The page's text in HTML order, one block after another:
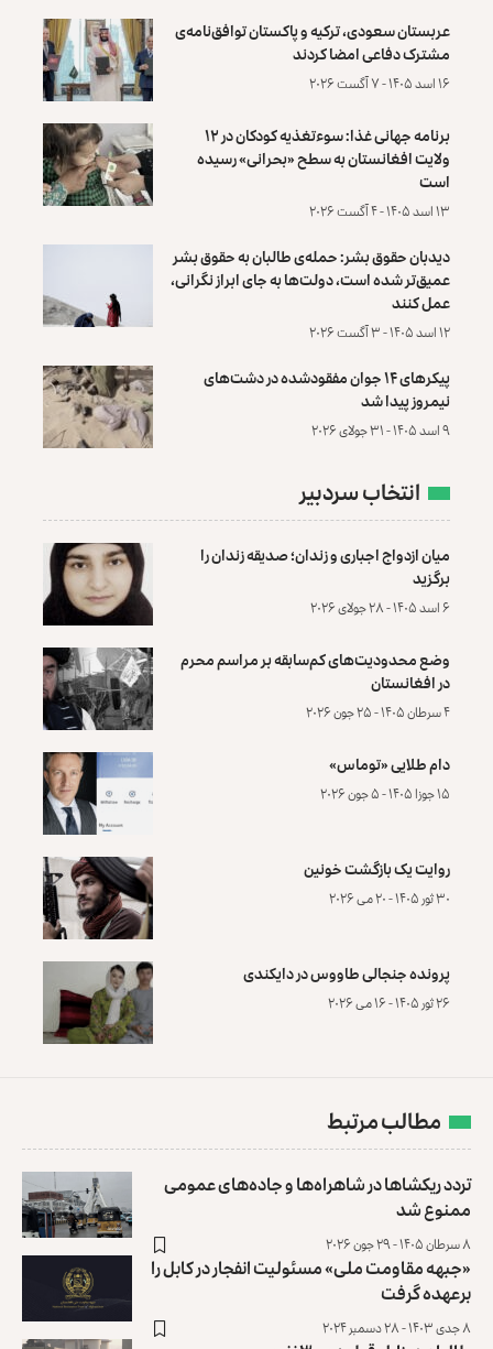
عربستان سعودی، ترکیه و پاکستان توافق‌نامه‌ی
مشترک دفاعی امضا کردند
۱۶ اسد ۱۴۰۵ - ۷ آگست ۲۰۲۶
برنامه جهانی غذا: سوءتغذیه کودکان در ۱۲
ولایت افغانستان به سطح «بحرانی» رسیده
است
۱۳ اسد ۱۴۰۵ - ۴ آگست ۲۰۲۶
دیدبان حقوق بشر: حمله‌ی طالبان به حقوق بشر
عمیق‌تر شده است، دولت‌ها به جای ابراز نگرانی،
عمل کنند
۱۲ اسد ۱۴۰۵ - ۳ آگست ۲۰۲۶
پیکرهای ۱۴ جوان مفقودشده در دشت‌های
نیمروز پیدا شد
۹ اسد ۱۴۰۵ - ۳۱ جولای ۲۰۲۶
انتخاب سردبیر
میان ازدواج اجباری و زندان؛ صدیقه زندان را
برگزید
۶ اسد ۱۴۰۵ - ۲۸ جولای ۲۰۲۶
وضع محدودیت‌های کم‌سابقه بر مراسم محرم
در افغانستان
۴ سرطان ۱۴۰۵ - ۲۵ جون ۲۰۲۶
دام طلایی «توماس»
۱۵ جوزا ۱۴۰۵ - ۵ جون ۲۰۲۶
روایت یک بازگشت خونین
۳۰ ثور ۱۴۰۵ - ۲۰ می ۲۰۲۶
پرونده‌ جنجالی طاووس در دایکندی
۲۶ ثور ۱۴۰۵ - ۱۶ می ۲۰۲۶
مطالب مرتبط
تردد ریکشاها در شاهراه‌ها و جاده‌های عمومی
ممنوع شد
۸ سرطان ۱۴۰۵ - ۲۹ جون ۲۰۲۶
«جبهه مقاومت ملی» مسئولیت انفجار در کابل را
برعهده گرفت
۸ جدی ۱۴۰۳ - ۲۸ دسمبر ۲۰۲۴